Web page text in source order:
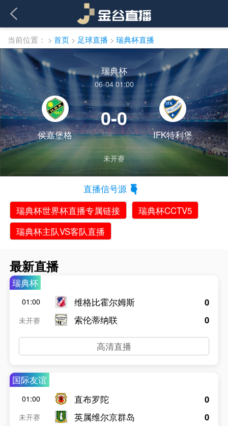
当前位置： > 首页 > 足球直播 > 瑞典杯直播
瑞典杯
06-04 01:00
侯嘉堡格
0-0
IFK特利堡
未开赛
直播信号源
瑞典杯世界杯直播专属链接
瑞典杯CCTV5
瑞典杯主队VS客队直播
最新直播
瑞典杯
01:00
未开赛
维格比霍尔姆斯
索伦蒂纳联
0
0
高清直播
国际友谊
01:00
未开赛
直布罗陀
英属维尔京群岛
0
0